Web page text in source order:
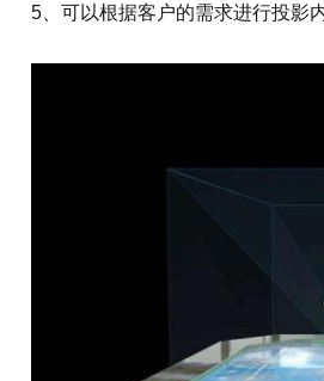
5、可以根据客户的需求进行投影